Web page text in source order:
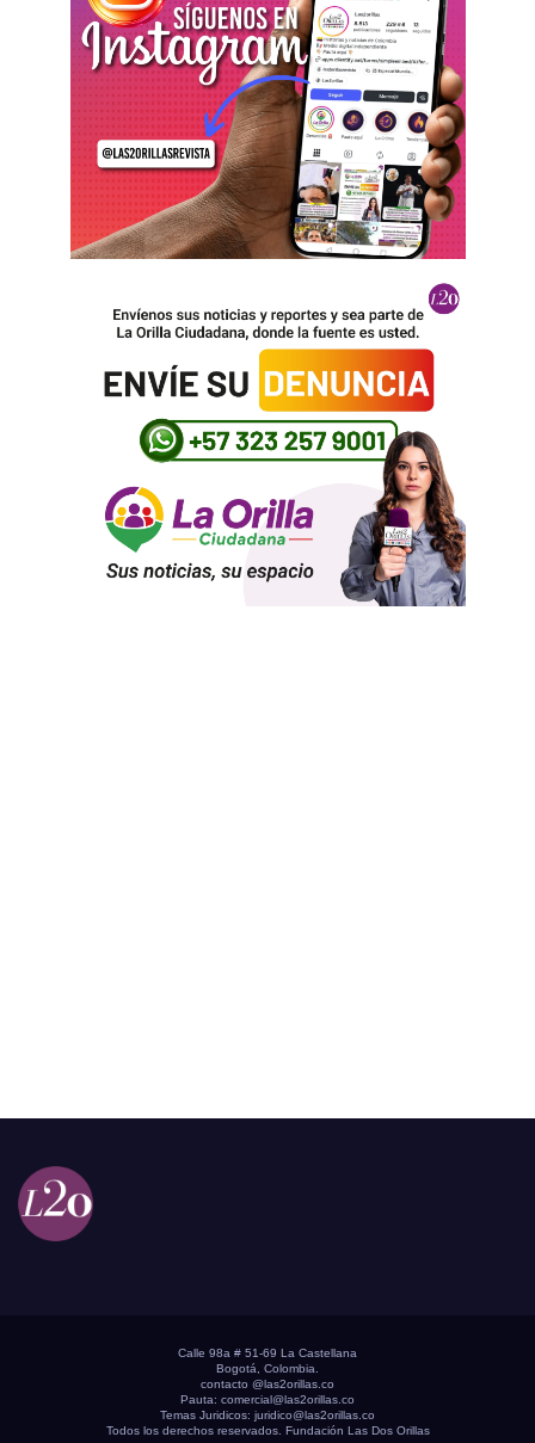
Calle 98a # 51-69 La Castellana
Bogotá, Colombia.
contacto @las2orillas.co
Pauta: comercial@las2orillas.co
Temas Juridicos: juridico@las2orillas.co
Todos los derechos reservados. Fundación Las Dos Orillas